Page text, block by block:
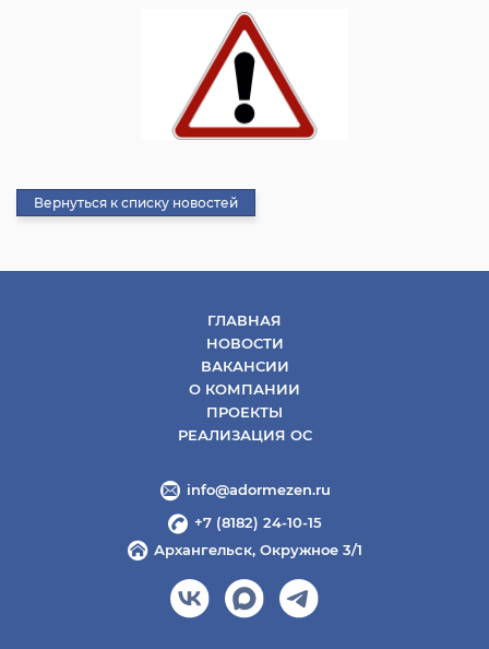
Вернуться к списку новостей
ГЛАВНАЯ
НОВОСТИ
ВАКАНСИИ
О КОМПАНИИ
ПРОЕКТЫ
РЕАЛИЗАЦИЯ ОС
info@adormezen.ru
+7 (8182) 24-10-15
Архангельск, Окружное 3/1